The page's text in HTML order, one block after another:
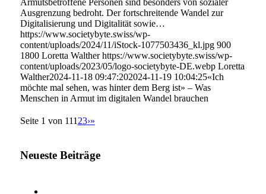
Ausgrenzung bedroht. Der fortschreitende Wandel zur
Digitalisierung und Digitalität sowie…
https://www.societybyte.swiss/wp-
content/uploads/2024/11/iStock-1077503436_kl.jpg 900
1800 Loretta Walther https://www.societybyte.swiss/wp-
content/uploads/2023/05/logo-societybyte-DE.webp Loretta
Walther2024-11-18 09:47:202024-11-19 10:04:25«Ich
möchte mal sehen, was hinter dem Berg ist» – Was
Menschen in Armut im digitalen Wandel brauchen
Seite 1 von 111 23›»
Neueste Beiträge